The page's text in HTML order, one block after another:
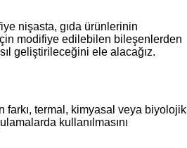
nişasta, gıda ürünlerinin
modifiye edilebilen bileşenlerden
geliştirileceğini ele alacağız.
termal, kimyasal veya biyolojik
kullanılmasını